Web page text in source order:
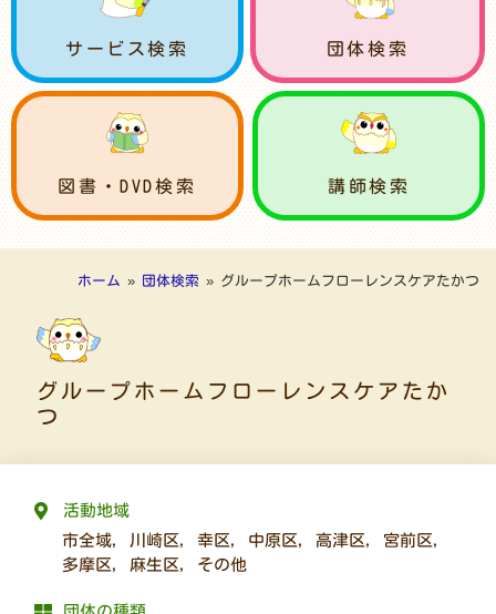
サービス検索 団体検索
図書・DVD検索 講師検索
ホーム » 団体検索 » グループホームフローレンスケアたかつ
グループホームフローレンスケアたか
つ
活動地域
市全域, 川崎区,幸区, 中原区,高津区, 宮前区,
多摩区, 麻生区, その他